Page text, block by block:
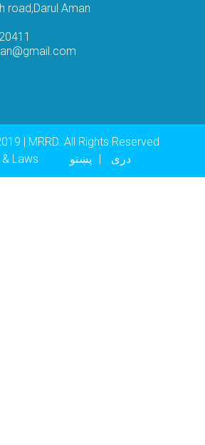
road,Darul Aman
| MRRD. All Rights Reserved
Laws پښتو دری